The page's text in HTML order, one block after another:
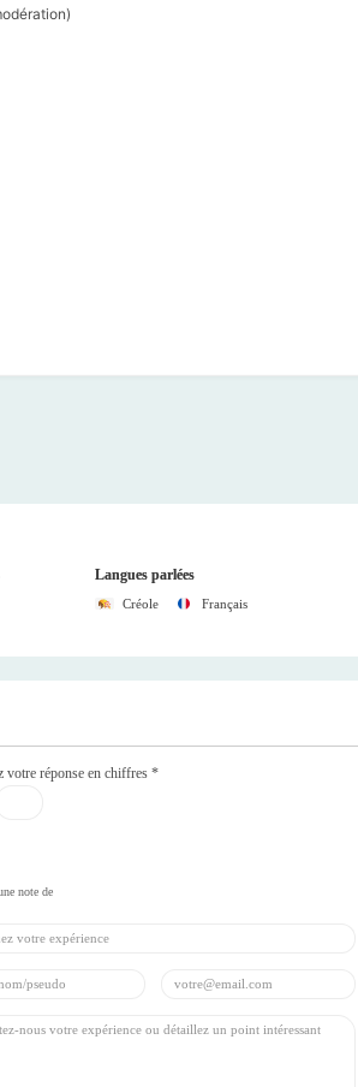
Langues parlées
Créole Français
votre réponse en chiffres*